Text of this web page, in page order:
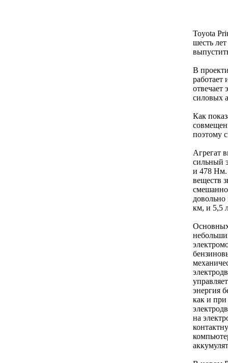
Toyota
шесть
В
работает
силовых
Как
поэтому
Aгpeгат
сильный
и 478 Нм.
веществ
довольно
км, и 5,5
энергия
как и
на